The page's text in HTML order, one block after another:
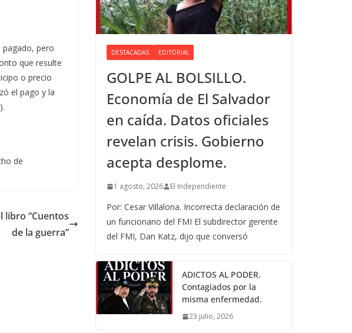
pero
que resulte
o precio
el pago y la
de
libro “Cuentos
de la guerra”
DESTACADAS EDITORIAL
GOLPE AL BOLSILLO.
Economía de El Salvador
en caída. Datos oficiales
revelan crisis. Gobierno
acepta desplome.
1 agosto, 2026 El Independiente
Por: Cesar Villalona. Incorrecta declaración de
un funcionario del FMI El subdirector gerente
del FMI, Dan Katz, dijo que conversó
ADICTOS AL PODER.
Contagiados por la
misma enfermedad.
23 julio, 2026